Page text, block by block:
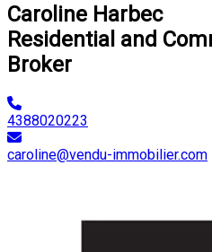
Caroline Harbec
Residential and
Broker
4388020223
caroline@vendu-immobilier.com